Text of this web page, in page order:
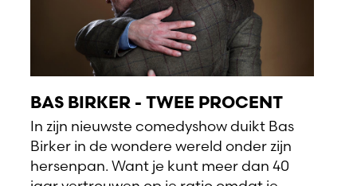
BAS BIRKER - TWEE PROCENT
In zijn nieuwste comedyshow duikt Bas
Birker in de wondere wereld onder zijn
hersenpan. Want je kunt meer dan 40